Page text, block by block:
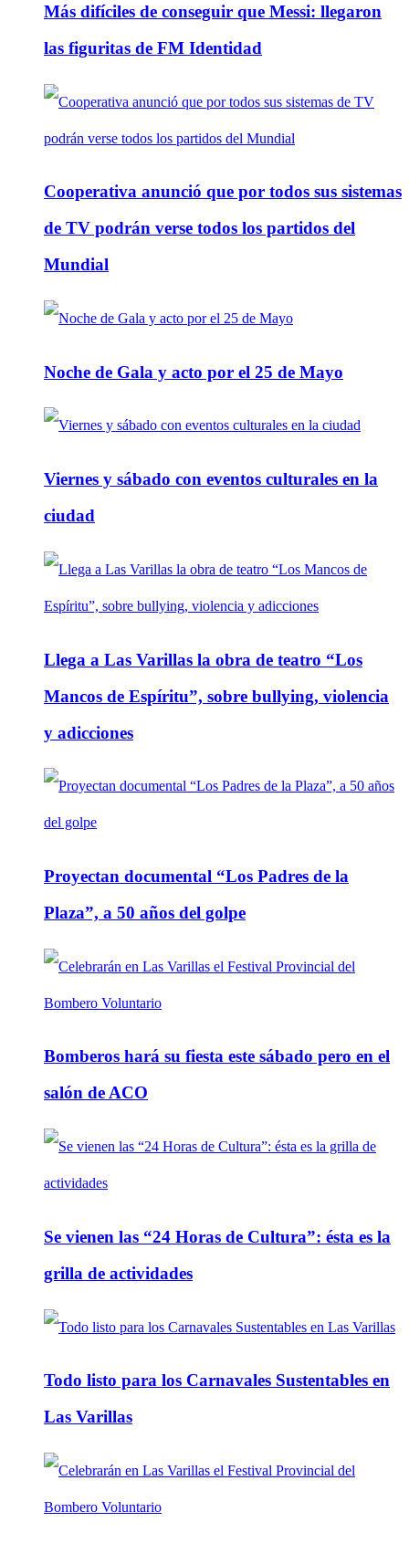
Más difíciles de conseguir que Messi: llegaron
las figuritas de FM Identidad
Cooperativa anunció que por todos sus sistemas
de TV podrán verse todos los partidos del
Mundial
Noche de Gala y acto por el 25 de Mayo
Viernes y sábado con eventos culturales en la
ciudad
Llega a Las Varillas la obra de teatro “Los
Mancos de Espíritu”, sobre bullying, violencia
y adicciones
Proyectan documental “Los Padres de la
Plaza”, a 50 años del golpe
Bomberos hará su fiesta este sábado pero en el
salón de ACO
Se vienen las “24 Horas de Cultura”: ésta es la
grilla de actividades
Todo listo para los Carnavales Sustentables en
Las Varillas